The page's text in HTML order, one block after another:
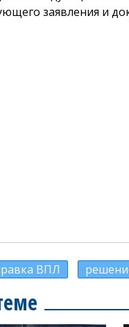
заявления и
ВПЛ